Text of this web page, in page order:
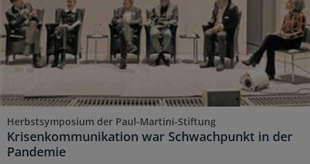
Herbstsymposium der Paul-Martini-Stiftung
Krisenkommunikation war Schwachpunkt in der
Pandemie